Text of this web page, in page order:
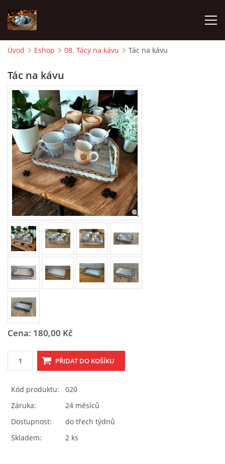
FOTOALBUM
OBCHODNÍ PODMÍNKY
ESHOP
Andrea Lampartová
lampartova.a@seznam.cz
Tel.: 605 444 763
© 2026 eStránky.cz |
Úvod Eshop 08. Tácy na kávu Tác na kávu
Tác na kávu
Cena: 180,00 Kč
Kód produktu:
020
Záruka:
24 měsíců
Dostupnost:
do třech týdnů
Skladem:
2 ks